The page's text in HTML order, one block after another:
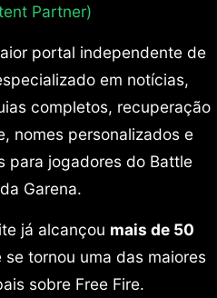
Partner)
portal independente de
em notícias,
completos, recuperação
nomes personalizados e
para jogadores do Battle
Garena.
já alcançou mais de 50
se tornou uma das maiores
sobre Free Fire.